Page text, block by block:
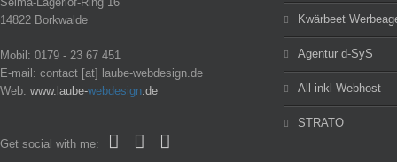
14822 Borkwalde
Mobil: 0179 - 23 67 451
E-mail: contact [at] laube-webdesign.de
Web: www.laube-webdesign.de
Get social with me:
Kwärbeet
Agentur d-SyS
All-inkl Webhost
STRATO